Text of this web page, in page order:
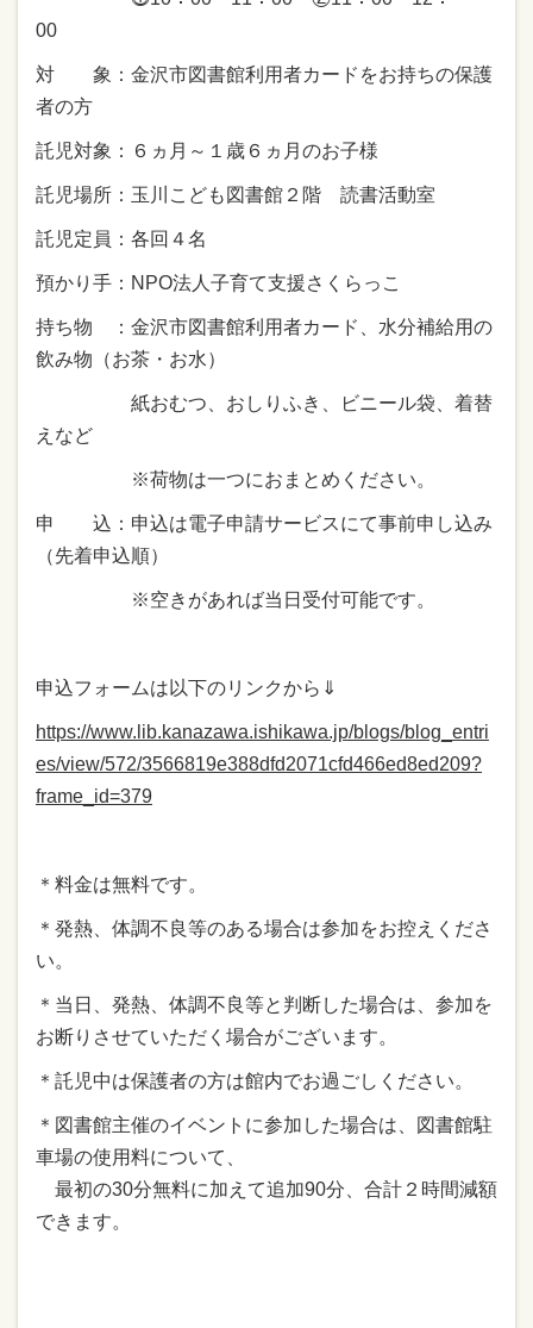
00
対 象：金沢市図書館利用者カードをお持ちの保護
者の方
託児対象：６ヵ月～１歳６ヵ月のお子様
託児場所：玉川こども図書館２階 読書活動室
託児定員：各回４名
預かり手：NPO法人子育て支援さくらっこ
持ち物 ：金沢市図書館利用者カード、水分補給用の
飲み物（お茶・お水）
紙おむつ、おしりふき、ビニール袋、着替
えなど
※荷物は一つにおまとめください。
申 込：申込は電子申請サービスにて事前申し込み
（先着申込順）
※空きがあれば当日受付可能です。
申込フォームは以下のリンクから⇓
https://www.lib.kanazawa.ishikawa.jp/blogs/blog_entri
es/view/572/3566819e388dfd2071cfd466ed8ed209?
frame_id=379
＊料金は無料です。
＊発熱、体調不良等のある場合は参加をお控えくださ
い。
＊当日、発熱、体調不良等と判断した場合は、参加を
お断りさせていただく場合がございます。
＊託児中は保護者の方は館内でお過ごしください。
＊図書館主催のイベントに参加した場合は、図書館駐
車場の使用料について、
最初の30分無料に加えて追加90分、合計２時間減額
できます。